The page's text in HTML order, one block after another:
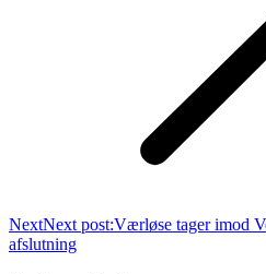
NextNext post:Værløse tager imod
afslutning